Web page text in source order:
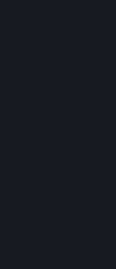
Si votre
Steam est sujet
ventes, Valve
taxes, en plus
figurant dans
Steam dans
la taxe sur la
Les montants
sur la valeur
Vous acceptez
ni d'autre
résidence, que
géographiques
commandes ou
pays, ou dans
obligation peut
B.